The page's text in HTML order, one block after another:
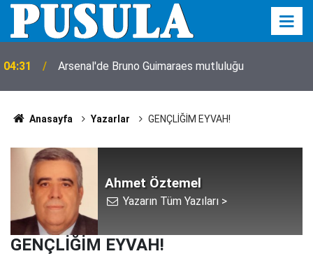
04:31 Arsenal'de Bruno Guimaraes mutluluğu
Anasayfa Yazarlar GENÇLİĞİM EYVAH!
Ahmet Öztemel
Yazarın Tüm Yazıları >
GENÇLİĞİM EYVAH!